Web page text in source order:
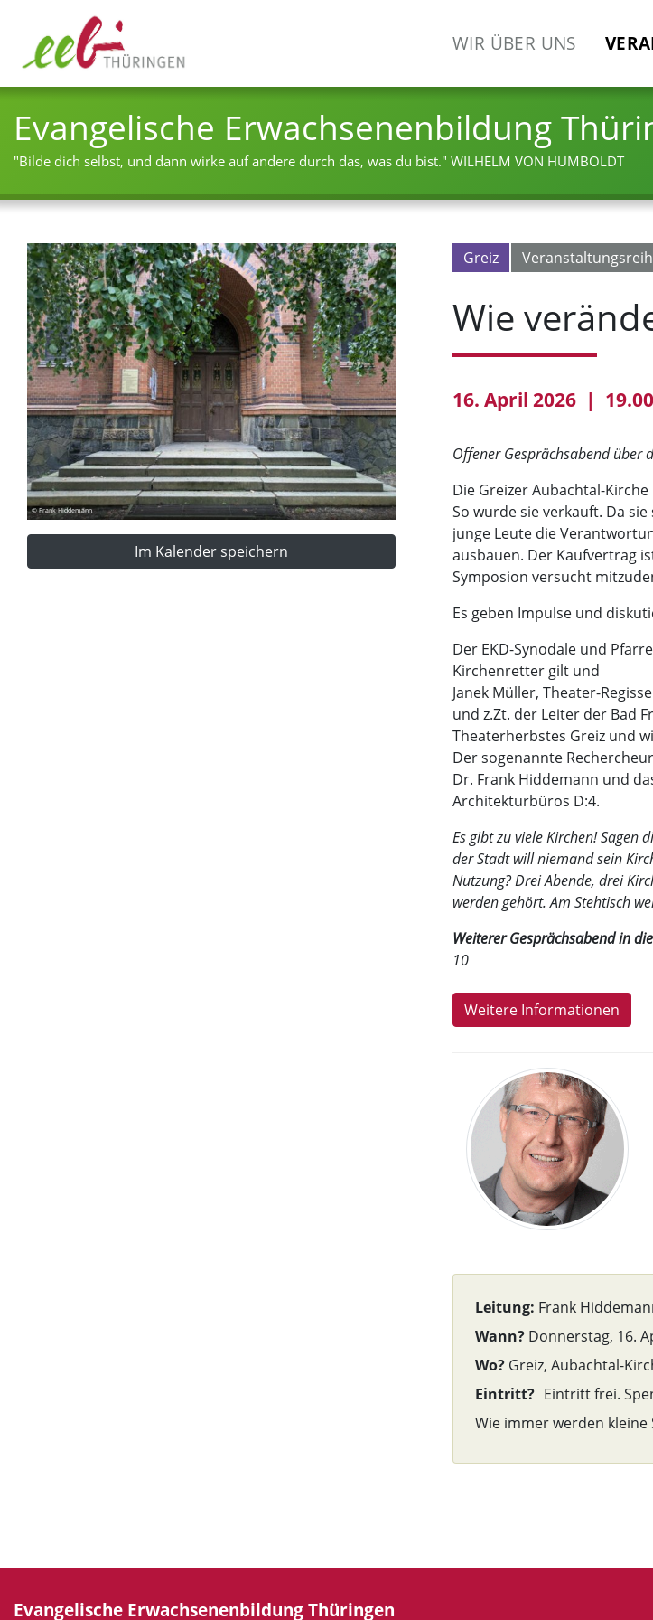
WIR ÜBER UNS
Evangelische Erwachsenenbildung
"Bilde dich selbst, und dann wirke auf andere durch das, was du bist." WILHELM VON HUMBOLDT
Greiz
Wie
16. April 2026 |
Offener Gesprächsabend über
Die Greizer Aubachtal-
So wurde sie verkauft. Da
junge Leute die
ausbauen. Der Kaufvertrag
Symposion versucht
Es geben Impulse und
Der EKD-Synodale und
Kirchenretter gilt und
Janek Müller, Theater-
und z.Zt. der Leiter der Bad
Theaterherbstes Greiz und
Der sogenannte
Dr. Frank Hiddemann und
Architekturbüros D:4.
Es gibt zu viele Kirchen! Sagen
der Stadt will niemand sein
Nutzung? Drei Abende, drei
werden gehört. Am Stehtisch
Weiterer Gesprächsabend in
10
Weitere Informationen
Leitung: Frank
Wann? Donnerstag, 16.
Wo? Greiz, Aubachtal-
Eintritt? Eintritt frei.
Wie immer werden
© Frank Hiddemann
Im Kalender speichern
Evangelische Erwachsenenbildung Thüringen